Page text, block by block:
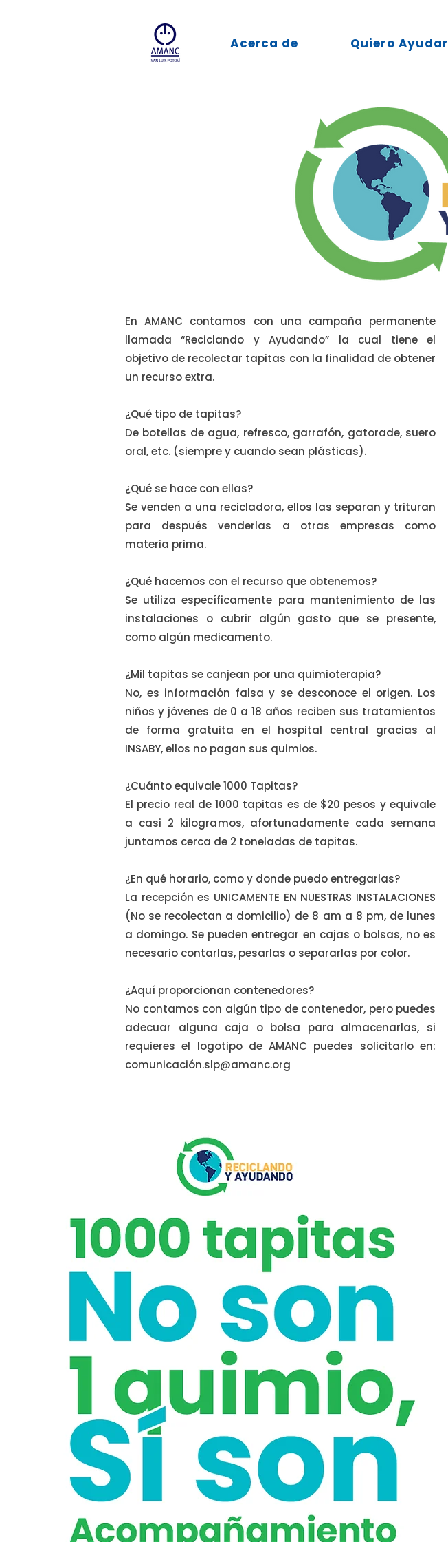
Acerca de Quiero Ayudar
En AMANC contamos con una campaña permanente
llamada “Reciclando y Ayudando” la cual tiene el
objetivo de recolectar tapitas con la finalidad de obtener
un recurso extra.
¿Qué tipo de tapitas?
De botellas de agua, refresco, garrafón, gatorade, suero
oral, etc. (siempre y cuando sean plásticas).
¿Qué se hace con ellas?
Se venden a una recicladora, ellos las separan y trituran
para después venderlas a otras empresas como
materia prima.
¿Qué hacemos con el recurso que obtenemos?
Se utiliza específicamente para mantenimiento de las
instalaciones o cubrir algún gasto que se presente,
como algún medicamento.
¿Mil tapitas se canjean por una quimioterapia?
No, es información falsa y se desconoce el origen. Los
niños y jóvenes de 0 a 18 años reciben sus tratamientos
de forma gratuita en el hospital central gracias al
INSABY, ellos no pagan sus quimios.
¿Cuánto equivale 1000 Tapitas?
El precio real de 1000 tapitas es de $20 pesos y equivale
a casi 2 kilogramos, afortunadamente cada semana
juntamos cerca de 2 toneladas de tapitas.
¿En qué horario, como y donde puedo entregarlas?
La recepción es UNICAMENTE EN NUESTRAS INSTALACIONES
(No se recolectan a domicilio) de 8 am a 8 pm, de lunes
a domingo. Se pueden entregar en cajas o bolsas, no es
necesario contarlas, pesarlas o separarlas por color.
¿Aquí proporcionan contenedores?
No contamos con algún tipo de contenedor, pero puedes
adecuar alguna caja o bolsa para almacenarlas, si
requieres el logotipo de AMANC puedes solicitarlo en:
comunicación.slp@amanc.org